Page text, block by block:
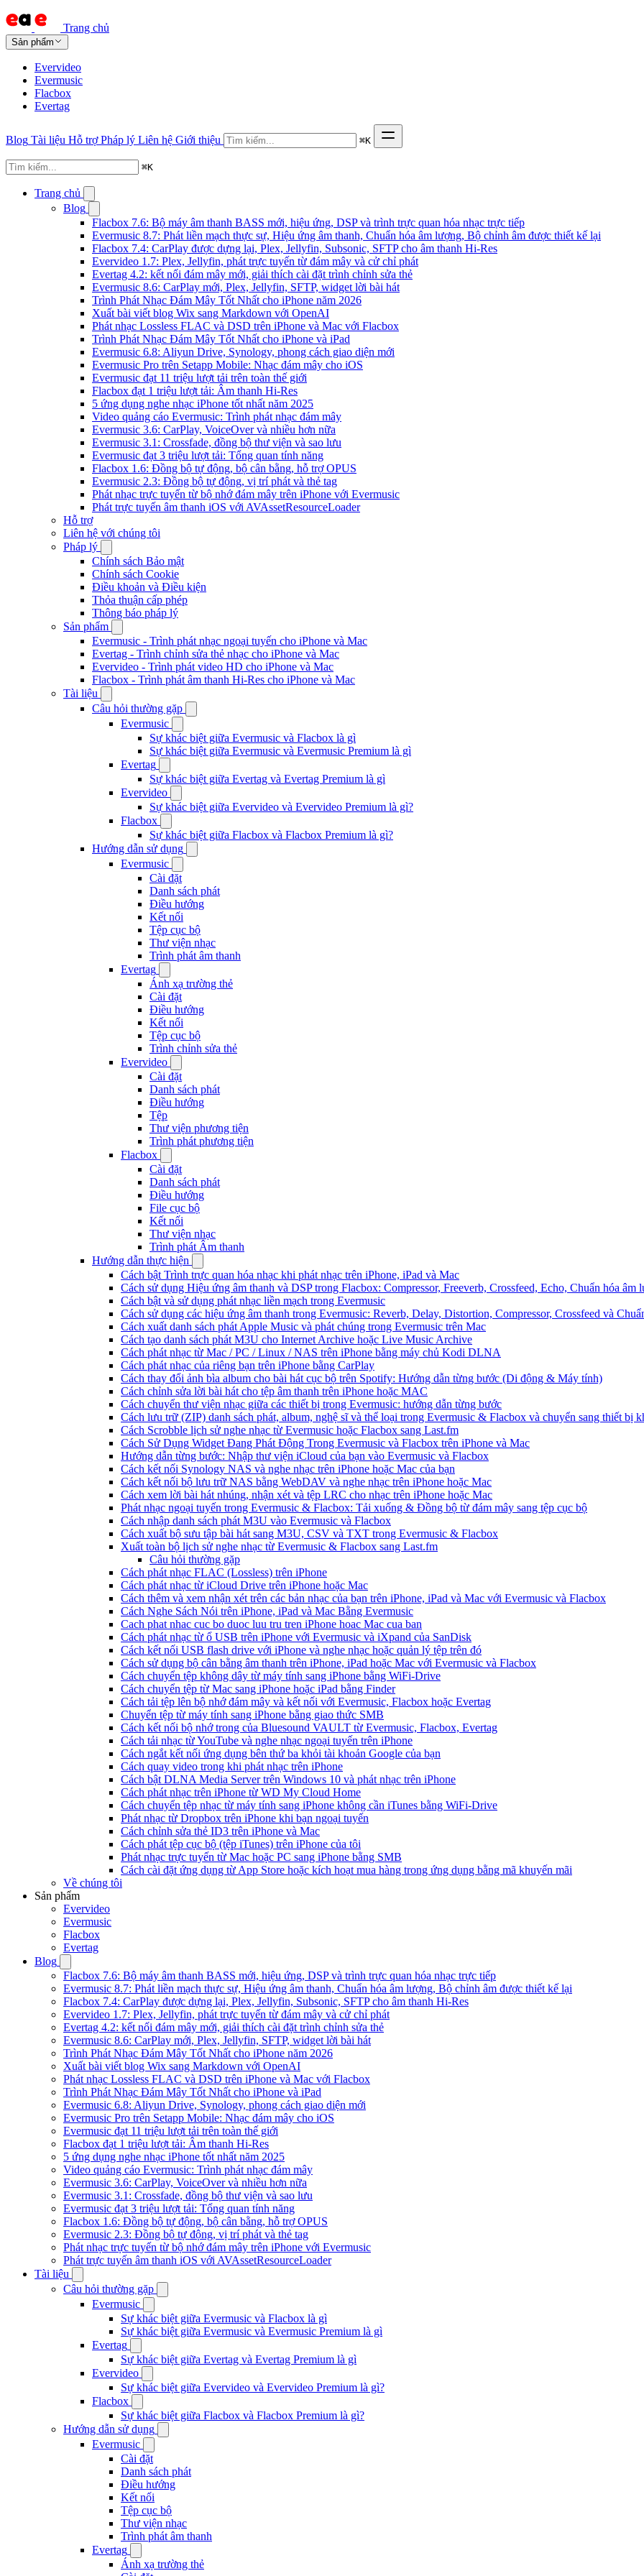
Trang chủ
Sản phẩm
Evervideo
Evermusic
Flacbox
Evertag
Blog Tài liệu Hỗ trợ Pháp lý Liên hệ Giới thiệu ⌘K
⌘K
Trang chủ
Blog
Flacbox 7.6: Bộ máy âm thanh BASS mới, hiệu ứng, DSP và trình trực quan hóa nhạc trực tiếp
Evermusic 8.7: Phát liền mạch thực sự, Hiệu ứng âm thanh, Chuẩn hóa âm lượng, Bộ chỉnh âm được thiết kế lại
Flacbox 7.4: CarPlay được dựng lại, Plex, Jellyfin, Subsonic, SFTP cho âm thanh Hi-Res
Evervideo 1.7: Plex, Jellyfin, phát trực tuyến từ đám mây và cử chỉ phát
Evertag 4.2: kết nối đám mây mới, giải thích cài đặt trình chỉnh sửa thẻ
Evermusic 8.6: CarPlay mới, Plex, Jellyfin, SFTP, widget lời bài hát
Trình Phát Nhạc Đám Mây Tốt Nhất cho iPhone năm 2026
Xuất bài viết blog Wix sang Markdown với OpenAI
Phát nhạc Lossless FLAC và DSD trên iPhone và Mac với Flacbox
Trình Phát Nhạc Đám Mây Tốt Nhất cho iPhone và iPad
Evermusic 6.8: Aliyun Drive, Synology, phong cách giao diện mới
Evermusic Pro trên Setapp Mobile: Nhạc đám mây cho iOS
Evermusic đạt 11 triệu lượt tải trên toàn thế giới
Flacbox đạt 1 triệu lượt tải: Âm thanh Hi-Res
5 ứng dụng nghe nhạc iPhone tốt nhất năm 2025
Video quảng cáo Evermusic: Trình phát nhạc đám mây
Evermusic 3.6: CarPlay, VoiceOver và nhiều hơn nữa
Evermusic 3.1: Crossfade, đồng bộ thư viện và sao lưu
Evermusic đạt 3 triệu lượt tải: Tổng quan tính năng
Flacbox 1.6: Đồng bộ tự động, bộ cân bằng, hỗ trợ OPUS
Evermusic 2.3: Đồng bộ tự động, vị trí phát và thẻ tag
Phát nhạc trực tuyến từ bộ nhớ đám mây trên iPhone với Evermusic
Phát trực tuyến âm thanh iOS với AVAssetResourceLoader
Hỗ trợ
Liên hệ với chúng tôi
Pháp lý
Chính sách Bảo mật
Chính sách Cookie
Điều khoản và Điều kiện
Thỏa thuận cấp phép
Thông báo pháp lý
Sản phẩm
Evermusic - Trình phát nhạc ngoại tuyến cho iPhone và Mac
Evertag - Trình chỉnh sửa thẻ nhạc cho iPhone và Mac
Evervideo - Trình phát video HD cho iPhone và Mac
Flacbox - Trình phát âm thanh Hi-Res cho iPhone và Mac
Tài liệu
Câu hỏi thường gặp
Evermusic
Sự khác biệt giữa Evermusic và Flacbox là gì
Sự khác biệt giữa Evermusic và Evermusic Premium là gì
Evertag
Sự khác biệt giữa Evertag và Evertag Premium là gì
Evervideo
Sự khác biệt giữa Evervideo và Evervideo Premium là gì?
Flacbox
Sự khác biệt giữa Flacbox và Flacbox Premium là gì?
Hướng dẫn sử dụng
Evermusic
Cài đặt
Danh sách phát
Điều hướng
Kết nối
Tệp cục bộ
Thư viện nhạc
Trình phát âm thanh
Evertag
Ánh xạ trường thẻ
Cài đặt
Điều hướng
Kết nối
Tệp cục bộ
Trình chỉnh sửa thẻ
Evervideo
Cài đặt
Danh sách phát
Điều hướng
Tệp
Thư viện phương tiện
Trình phát phương tiện
Flacbox
Cài đặt
Danh sách phát
Điều hướng
File cục bộ
Kết nối
Thư viện nhạc
Trình phát Âm thanh
Hướng dẫn thực hiện
Cách bật Trình trực quan hóa nhạc khi phát nhạc trên iPhone, iPad và Mac
Cách sử dụng Hiệu ứng âm thanh và DSP trong Flacbox: Compressor, Freeverb, Crossfeed, Echo, Chuẩn hóa âm
Cách bật và sử dụng phát nhạc liền mạch trong Evermusic
Cách sử dụng các hiệu ứng âm thanh trong Evermusic: Reverb, Delay, Distortion, Compressor, Crossfeed và
Cách xuất danh sách phát Apple Music và phát chúng trong Evermusic trên Mac
Cách tạo danh sách phát M3U cho Internet Archive hoặc Live Music Archive
Cách phát nhạc từ Mac / PC / Linux / NAS trên iPhone bằng máy chủ Kodi DLNA
Cách phát nhạc của riêng bạn trên iPhone bằng CarPlay
Cách thay đổi ảnh bìa album cho bài hát cục bộ trên Spotify: Hướng dẫn từng bước (Di động & Máy tính)
Cách chỉnh sửa lời bài hát cho tệp âm thanh trên iPhone hoặc MAC
Cách chuyển thư viện nhạc giữa các thiết bị trong Evermusic: hướng dẫn từng bước
Cách lưu trữ (ZIP) danh sách phát, album, nghệ sĩ và thể loại trong Evermusic & Flacbox và chuyển sang thiết bị
Cách Scrobble lịch sử nghe nhạc từ Evermusic hoặc Flacbox sang Last.fm
Cách Sử Dụng Widget Đang Phát Động Trong Evermusic và Flacbox trên iPhone và Mac
Hướng dẫn từng bước: Nhập thư viện iCloud của bạn vào Evermusic và Flacbox
Cách kết nối Synology NAS và nghe nhạc trên iPhone hoặc Mac của bạn
Cách kết nối bộ lưu trữ NAS bằng WebDAV và nghe nhạc trên iPhone hoặc Mac
Cách xem lời bài hát nhúng, nhận xét và tệp LRC cho nhạc trên iPhone hoặc Mac
Phát nhạc ngoại tuyến trong Evermusic & Flacbox: Tải xuống & Đồng bộ từ đám mây sang tệp cục bộ
Cách nhập danh sách phát M3U vào Evermusic và Flacbox
Cách xuất bộ sưu tập bài hát sang M3U, CSV và TXT trong Evermusic & Flacbox
Xuất toàn bộ lịch sử nghe nhạc từ Evermusic & Flacbox sang Last.fm
Câu hỏi thường gặp
Cách phát nhạc FLAC (Lossless) trên iPhone
Cách phát nhạc từ iCloud Drive trên iPhone hoặc Mac
Cách thêm và xem nhận xét trên các bản nhạc của bạn trên iPhone, iPad và Mac với Evermusic và Flacbox
Cách Nghe Sách Nói trên iPhone, iPad và Mac Bằng Evermusic
Cach phat nhac cuc bo duoc luu tru tren iPhone hoac Mac cua ban
Cách phát nhạc từ ổ USB trên iPhone với Evermusic và iXpand của SanDisk
Cách kết nối USB flash drive với iPhone và nghe nhạc hoặc quản lý tệp trên đó
Cách sử dụng bộ cân bằng âm thanh trên iPhone, iPad hoặc Mac với Evermusic và Flacbox
Cách chuyển tệp không dây từ máy tính sang iPhone bằng WiFi-Drive
Cách chuyển tệp từ Mac sang iPhone hoặc iPad bằng Finder
Cách tải tệp lên bộ nhớ đám mây và kết nối với Evermusic, Flacbox hoặc Evertag
Chuyển tệp từ máy tính sang iPhone bằng giao thức SMB
Cách kết nối bộ nhớ trong của Bluesound VAULT từ Evermusic, Flacbox, Evertag
Cách tải nhạc từ YouTube và nghe nhạc ngoại tuyến trên iPhone
Cách ngắt kết nối ứng dụng bên thứ ba khỏi tài khoản Google của bạn
Cách quay video trong khi phát nhạc trên iPhone
Cách bật DLNA Media Server trên Windows 10 và phát nhạc trên iPhone
Cách phát nhạc trên iPhone từ WD My Cloud Home
Cách chuyển tệp nhạc từ máy tính sang iPhone không cần iTunes bằng WiFi-Drive
Phát nhạc từ Dropbox trên iPhone khi bạn ngoại tuyến
Cách chỉnh sửa thẻ ID3 trên iPhone và Mac
Cách phát tệp cục bộ (tệp iTunes) trên iPhone của tôi
Phát nhạc trực tuyến từ Mac hoặc PC sang iPhone bằng SMB
Cách cài đặt ứng dụng từ App Store hoặc kích hoạt mua hàng trong ứng dụng bằng mã khuyến mãi
Về chúng tôi
Sản phẩm
Evervideo
Evermusic
Flacbox
Evertag
Blog
Flacbox 7.6: Bộ máy âm thanh BASS mới, hiệu ứng, DSP và trình trực quan hóa nhạc trực tiếp
Evermusic 8.7: Phát liền mạch thực sự, Hiệu ứng âm thanh, Chuẩn hóa âm lượng, Bộ chỉnh âm được thiết kế lại
Flacbox 7.4: CarPlay được dựng lại, Plex, Jellyfin, Subsonic, SFTP cho âm thanh Hi-Res
Evervideo 1.7: Plex, Jellyfin, phát trực tuyến từ đám mây và cử chỉ phát
Evertag 4.2: kết nối đám mây mới, giải thích cài đặt trình chỉnh sửa thẻ
Evermusic 8.6: CarPlay mới, Plex, Jellyfin, SFTP, widget lời bài hát
Trình Phát Nhạc Đám Mây Tốt Nhất cho iPhone năm 2026
Xuất bài viết blog Wix sang Markdown với OpenAI
Phát nhạc Lossless FLAC và DSD trên iPhone và Mac với Flacbox
Trình Phát Nhạc Đám Mây Tốt Nhất cho iPhone và iPad
Evermusic 6.8: Aliyun Drive, Synology, phong cách giao diện mới
Evermusic Pro trên Setapp Mobile: Nhạc đám mây cho iOS
Evermusic đạt 11 triệu lượt tải trên toàn thế giới
Flacbox đạt 1 triệu lượt tải: Âm thanh Hi-Res
5 ứng dụng nghe nhạc iPhone tốt nhất năm 2025
Video quảng cáo Evermusic: Trình phát nhạc đám mây
Evermusic 3.6: CarPlay, VoiceOver và nhiều hơn nữa
Evermusic 3.1: Crossfade, đồng bộ thư viện và sao lưu
Evermusic đạt 3 triệu lượt tải: Tổng quan tính năng
Flacbox 1.6: Đồng bộ tự động, bộ cân bằng, hỗ trợ OPUS
Evermusic 2.3: Đồng bộ tự động, vị trí phát và thẻ tag
Phát nhạc trực tuyến từ bộ nhớ đám mây trên iPhone với Evermusic
Phát trực tuyến âm thanh iOS với AVAssetResourceLoader
Tài liệu
Câu hỏi thường gặp
Evermusic
Sự khác biệt giữa Evermusic và Flacbox là gì
Sự khác biệt giữa Evermusic và Evermusic Premium là gì
Evertag
Sự khác biệt giữa Evertag và Evertag Premium là gì
Evervideo
Sự khác biệt giữa Evervideo và Evervideo Premium là gì?
Flacbox
Sự khác biệt giữa Flacbox và Flacbox Premium là gì?
Hướng dẫn sử dụng
Evermusic
Cài đặt
Danh sách phát
Điều hướng
Kết nối
Tệp cục bộ
Thư viện nhạc
Trình phát âm thanh
Evertag
Ánh xạ trường thẻ